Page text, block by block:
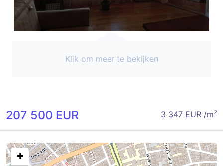
Klik om meer te bekijken
207 500 EUR 3 347 EUR /m2
+